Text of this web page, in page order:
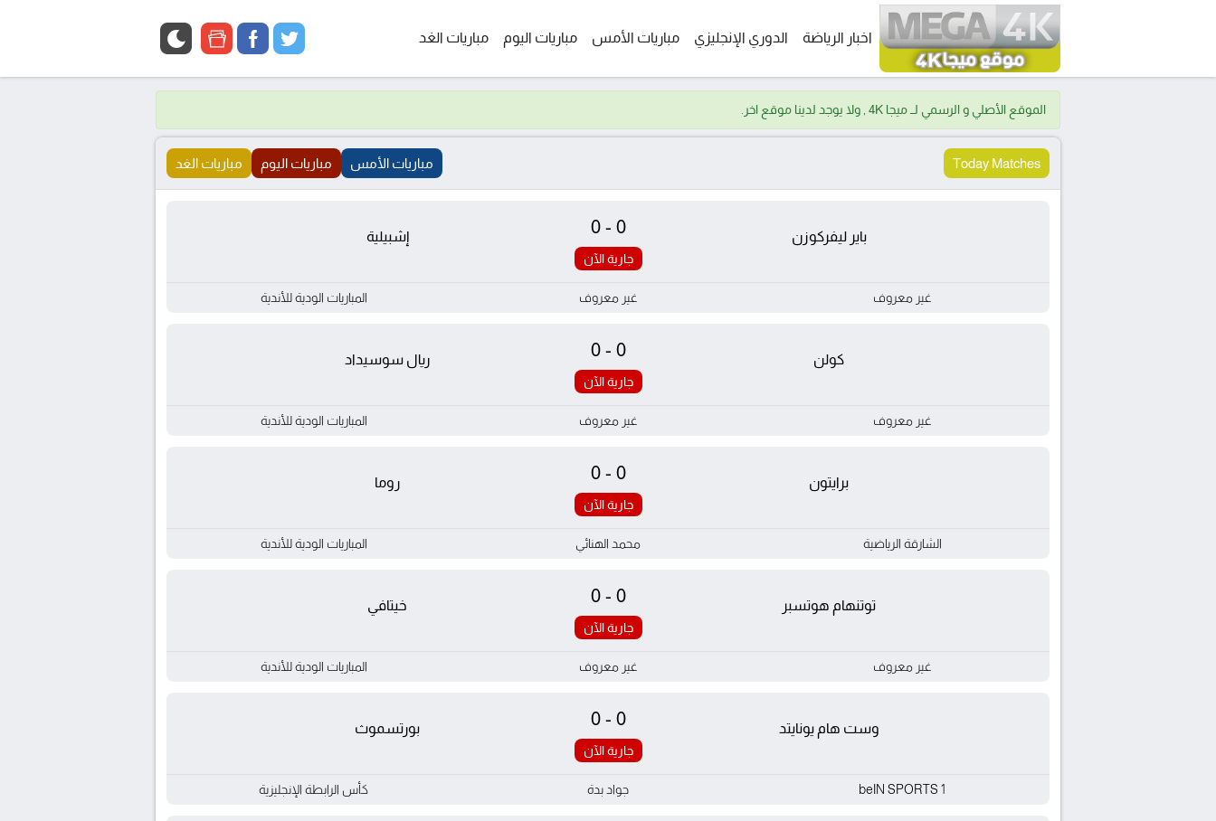
اخبار الرياضة الدوري الإنجليزي مباريات الأمس مباريات اليوم مباريات الغد twitter
facebook
google
الموقع الأصلي و الرسمي لــ ميجا 4K , ولا يوجد لدينا موقع اخر.
Today Matches مباريات الأمس مباريات اليوم مباريات الغد
باير ليفركوزن 0-0
جارية الآن
إشبيلية
غير معروف غير معروف المباريات الودية للأندية
كولن 0-0
جارية الآن
ريال سوسيداد
غير معروف غير معروف المباريات الودية للأندية
برايتون 0-0
جارية الآن
روما
الشارقة الرياضية محمد الهنائي المباريات الودية للأندية
توتنهام هوتسبر 0-0
جارية الآن
خيتافي
غير معروف غير معروف المباريات الودية للأندية
وست هام يونايتد 0-0
جارية الآن
بورتسموث
beIN SPORTS 1 جواد بدة كأس الرابطة الإنجليزية